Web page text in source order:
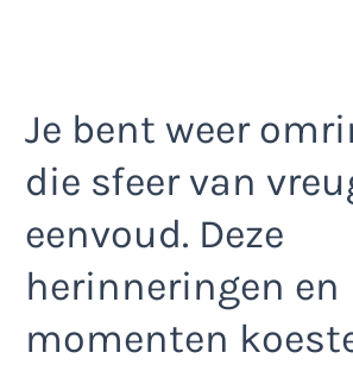
Je bent weer
die sfeer van
eenvoud. Deze
herinneringen en
momenten